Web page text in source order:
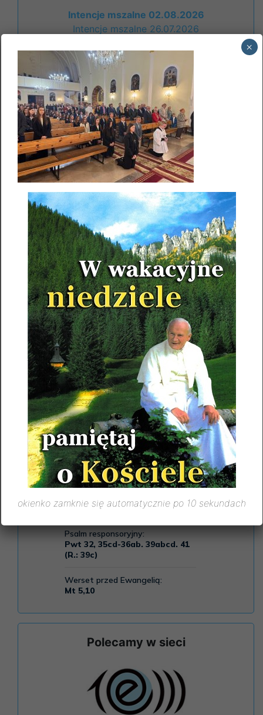
Intencje mszalne 02.08.2026
Intencje mszalne 26.07.2026
Archiwum intencji
Informacje formalne
Standardy ochrony małoletnich
Nr konta bankowego
73 1020 1169 0000 8702 0012 2002
Facebook
Parafia NMP Królowej Pokoju – Baniocha
Słowo na dziś
Polecamy w sieci
okienko zamknie się automatycznie po 10 sekundach
×